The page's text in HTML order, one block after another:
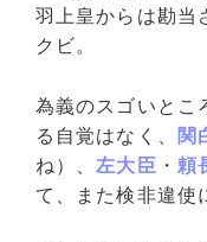
羽上皇からは勘当
クビ。
為義のスゴいとこ
る自覚はなく、
関
ね）、 左大臣 ・ 頼
て、また検非違使